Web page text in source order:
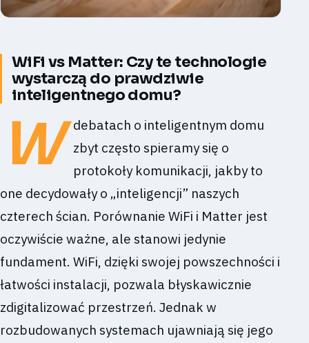
WiFi vs Matter: Czy te technologie
wystarczą do prawdziwie
inteligentnego domu?
W
debatach o inteligentnym domu
zbyt często spieramy się o
protokoły komunikacji, jakby to
one decydowały o „inteligencji” naszych
czterech ścian. Porównanie WiFi i Matter jest
oczywiście ważne, ale stanowi jedynie
fundament. WiFi, dzięki swojej powszechności i
łatwości instalacji, pozwala błyskawicznie
zdigitalizować przestrzeń. Jednak w
rozbudowanych systemach ujawniają się jego